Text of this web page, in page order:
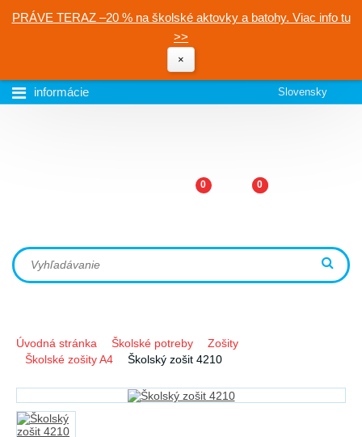
PRÁVE TERAZ –20 % na školské aktovky a batohy. Viac info tu
>>
×
informácie Slovensky
0 0
Úvodná stránka Školské potreby
Zošity
Školské zošity A4
Školský zošit 4210